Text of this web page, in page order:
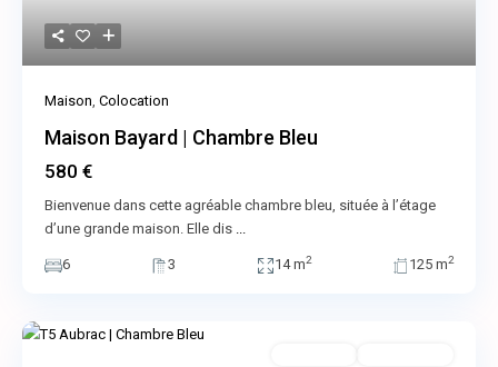
Maison, Colocation
Maison Bayard | Chambre Bleu
580 €
Bienvenue dans cette agréable chambre bleu, située à l’étage
d’une grande maison. Elle dis ...
6 3 14 m2 125 m2